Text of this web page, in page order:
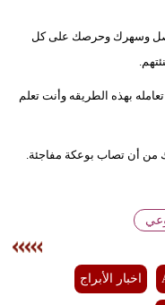
مرأة
وتكنولوجيا
فيديو
وسهرك وحرصك على كل
بهذه الطريقه وأنت تعلم
من أن تصاب بوعكة مفاجئة.
اخبار الأبراج